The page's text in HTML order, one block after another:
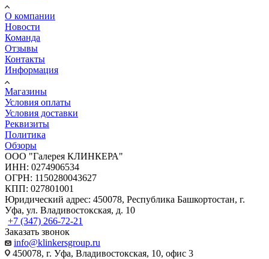
О компании
Новости
Команда
Отзывы
Контакты
Информация
Магазины
Условия оплаты
Условия доставки
Реквизиты
Политика
Обзоры
ООО "Галерея КЛИНКЕРА"
ИНН: 0274906534
ОГРН: 1150280043627
КПП: 027801001
Юридический адрес: 450078, Республика Башкортостан, г.
Уфа, ул. Владивостокская, д. 10
+7 (347) 266-72-21
Заказать звонок
info@klinkersgroup.ru
450078, г. Уфа, Владивостокская, 10, офис 3